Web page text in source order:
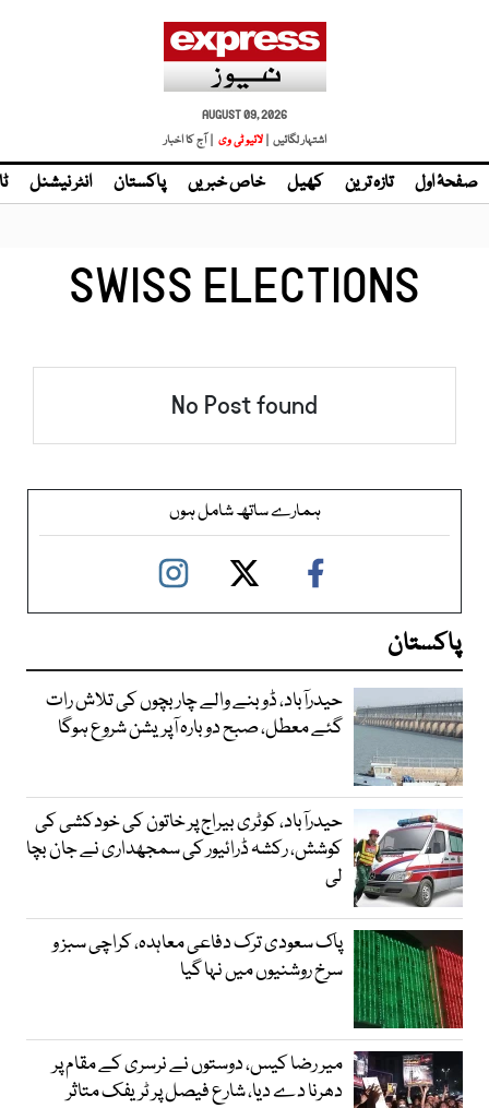
AUGUST 09, 2026
اشتہار لگائیں | لائیو ٹی وی | آج کا اخبار
صفحۂ اول تازہ ترین کھیل خاص خبریں پاکستان انٹر نیشنل
SWISS ELECTIONS
No Post found
ہمارے ساتھ شامل ہوں
پاکستان
حیدرآباد، ڈوبنے والے چار بچوں کی تلاش رات
گئے معطل، صبح دوبارہ آپریشن شروع ہوگا
حیدرآباد، کوٹری بیراج پر خاتون کی خودکشی کی
کوشش، رکشہ ڈرائیور کی سمجھداری نے جان بچا
لی
پاک سعودی ترک دفاعی معاہدہ، کراچی سبز و
سرخ روشنیوں میں نہا گیا
میر رضا کیس، دوستوں نے نرسری کے مقام پر
دھرنا دے دیا، شارع فیصل پر ٹریفک متاثر